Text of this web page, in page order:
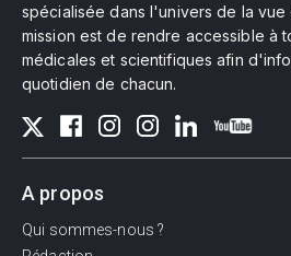
spécialisée dans l'univers de la
mission est de rendre accessible à
médicales et scientifiques afin
quotidien de chacun.
A propos
Qui sommes-nous ?